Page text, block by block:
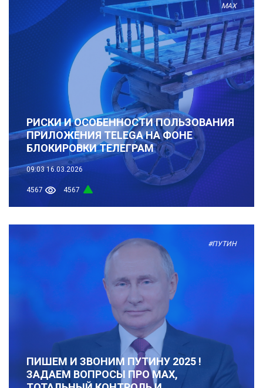
MAX
РИСКИ И ОСОБЕННОСТИ ПОЛЬЗОВАНИЯ
ПРИЛОЖЕНИЯ TELEGA НА ФОНЕ
БЛОКИРОВКИ ТЕЛЕГРАМ
09:03 16.03.2026
4567 4567
#ПУТИН
ПИШЕМ И ЗВОНИМ ПУТИНУ 2025 !
ЗАДАЕМ ВОПРОСЫ ПРО MAX,